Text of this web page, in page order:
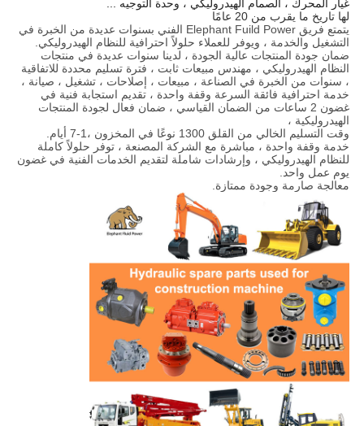
غيار المحرك ، الصمام الهيدروليكي ، وحدة التوجيه ...
لها تاريخ ما يقرب من 20 عامًا
يتمتع فريق Elephant Fuild Power الفني بسنوات عديدة من الخبرة في
التشغيل والخدمة ، ويوفر للعملاء حلولاً احترافية للنظام الهيدروليكي.
ضمان جودة المنتجات عالية الجودة ، لدينا سنوات عديدة في منتجات
النظام الهيدروليكي ، مهندس مبيعات ثابت ، فترة تسليم محددة للاتفاقية
، سنوات من الخبرة في الصناعة ، مبيعات ، إصلاحات ، تشغيل ، صيانة ،
خدمة احترافية فائقة السرعة وقفة واحدة ، تقديم استجابة فنية في
غضون 2 ساعات من الضمان القياسي ، ضمان فعال لجودة المنتجات
الهيدروليكية ،
وقت التسليم الخالي من القلق 1300 نوعًا في المخزون ،
1-7 أيام.
خدمة وقفة واحدة ، مباشرة مع الشركة المصنعة ، توفر حلولاً كاملة
للنظام الهيدروليكي ، وإرشادات شاملة لتقديم الخدمات الفنية في غضون
يوم عمل واحد.
معالجة صارمة وجودة ممتازة.